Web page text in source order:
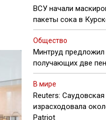
ВСУ начали
пакеты сока в
Общество
Минтруд предложил
получающих две
В мире
Reuters:
израсходовала
Patriot